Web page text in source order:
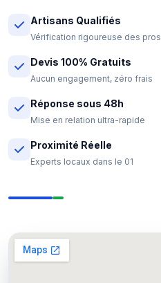
Artisans Qualifiés
Vérification rigoureuse des pros
Devis 100% Gratuits
Aucun engagement, zéro frais
Réponse sous 48h
Mise en relation ultra-rapide
Proximité Réelle
Experts locaux dans le 01